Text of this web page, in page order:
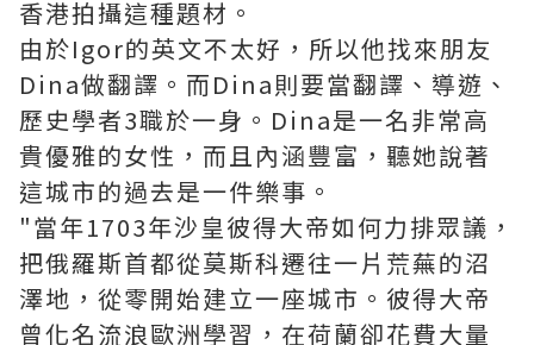
香港拍攝這種題材。
由於Igor的英文不太好，所以他找來朋友
Dina做翻譯。而Dina則要當翻譯、導遊、
歷史學者3職於一身。Dina是一名非常高
貴優雅的女性，而且內涵豐富，聽她說著
這城市的過去是一件樂事。
"當年1703年沙皇彼得大帝如何力排眾議，
把俄羅斯首都從莫斯科遷往一片荒蕪的沼
澤地，從零開始建立一座城市。彼得大帝
曾化名流浪歐洲學習，在荷蘭卻花費大量